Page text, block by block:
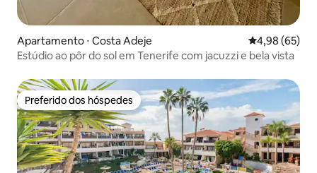
Apartamento ⋅ Costa Adeje 4,98 de uma
4,98 (65)
Estúdio ao pôr do sol em Tenerife com jacuzzi e bela vista
Preferido dos hóspedes
Preferido dos hóspedes